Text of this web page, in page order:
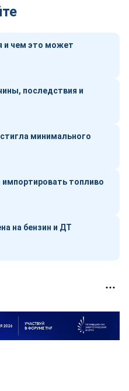
и чем это может
последствия и
минимального
топливо
на бензин и ДТ